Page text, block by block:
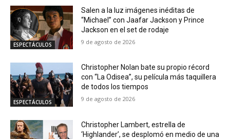
ESPECTÁCULOS
Salen a la luz imágenes inéditas de
“Michael” con Jaafar Jackson y Prince
Jackson en el set de rodaje
9 de agosto de 2026
ESPECTÁCULOS
Christopher Nolan bate su propio récord
con “La Odisea”, su película más taquillera
de todos los tiempos
9 de agosto de 2026
Christopher Lambert, estrella de
‘Highlander’, se desplomó en medio de una